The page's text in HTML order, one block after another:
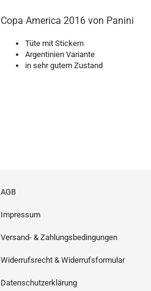
Copa America 2016 von Panini
Tüte mit Stickern
Argentinien Variante
in sehr gutem Zustand
AGB
Impressum
Versand- & Zahlungsbedingungen
Widerrufsrecht & Widerrufsformular
Datenschutzerklärung